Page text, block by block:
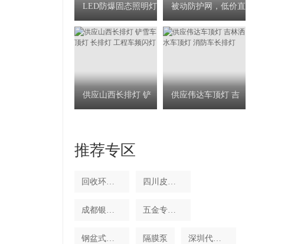
LED防爆固态照明灯
60W
被动防护网，低价直
供应山西长排灯 铲
雪车
供应伟达车顶灯 吉
林洒
推荐专区
回收环保电子呆料 四川皮肤名医工作室成立-成都银康
成都银康银屑病医院 四川皮肤名医 五金专用原材料”天津 H80黄铜超
钢盆式橡胶支座 质量超好 价格超 隔膜泵 深圳代理天龙SPRINTS报警锁